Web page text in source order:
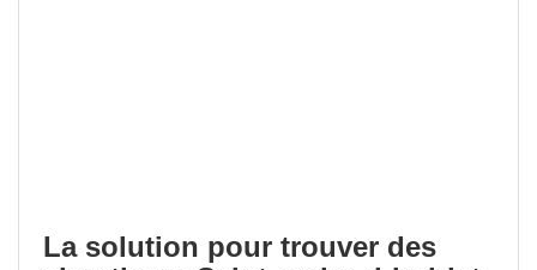
La solution pour trouver des